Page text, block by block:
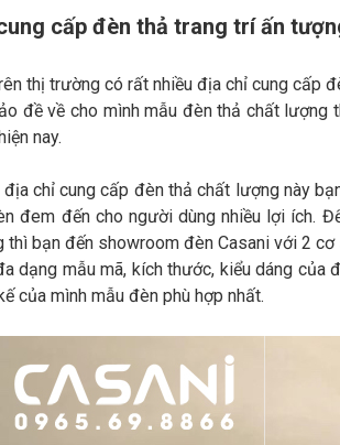
cấp đèn thả trang trí ấn
thị trường có rất nhiều địa chỉ cung cấp
đề về cho mình mẫu đèn thả chất
nay.
chỉ cung cấp đèn thả chất lượng này
đem đến cho người dùng nhiều lợi ích.
thì bạn đến showroom đèn Casani với 2
dạng mẫu mã, kích thước, kiểu dáng
của mình mẫu đèn phù hợp nhất.